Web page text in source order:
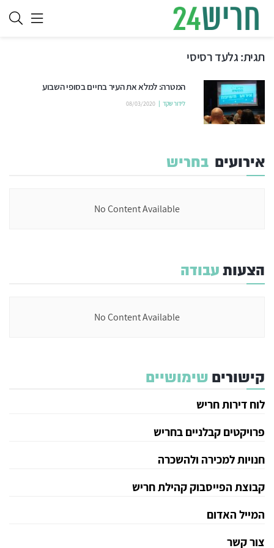
תגית:גלעד רסיסי
המטרה: למלא את העיר בחיים בסופי השבוע
לידור שקד 08/03/2020
אירועים בחריש
No Content Available
הצעותעבודה
No Content Available
קישורים שימושיים
לוח דירות חריש
פרויקטים קבלניים בחריש
חנויות למכירה ולהשכרה
קבוצת הפייסבוק קהילת חריש
המייל האדום
צור קשר